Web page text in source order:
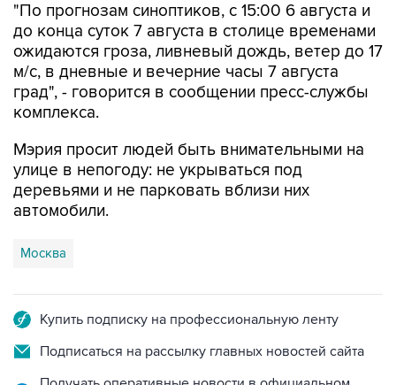
"По прогнозам синоптиков, с 15:00 6 августа и
до конца суток 7 августа в столице временами
ожидаются гроза, ливневый дождь, ветер до 17
м/с, в дневные и вечерние часы 7 августа
град", - говорится в сообщении пресс-службы
комплекса.
Мэрия просит людей быть внимательными на
улице в непогоду: не укрываться под
деревьями и не парковать вблизи них
автомобили.
Москва
Купить подписку на профессиональную ленту
Подписаться на рассылку главных новостей сайта